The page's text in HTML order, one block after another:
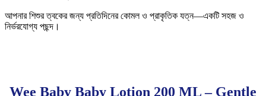
আপনার শিশুর ত্বকের জন্য প্রতিদিনের কোমল ও প্রাকৃতিক যত্ন—একটি সহজ ও
নির্ভরযোগ্য পছন্দ।
Wee Baby Baby Lotion 200 ML – Gentle